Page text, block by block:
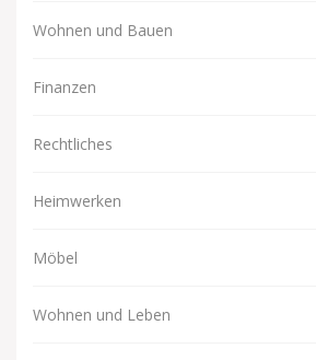
Wohnen und Bauen
Finanzen
Rechtliches
Heimwerken
Möbel
Wohnen und Leben